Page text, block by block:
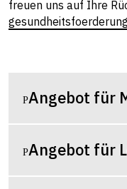
freuen uns auf Ihre
Angebot für
Angebot für